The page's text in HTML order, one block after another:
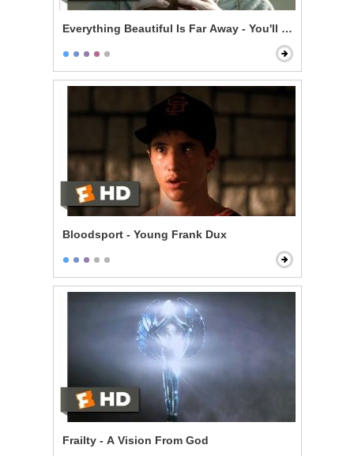
Everything Beautiful Is Far Away - You'll Be Dead in
Bloodsport - Young Frank Dux
Frailty - A Vision From God